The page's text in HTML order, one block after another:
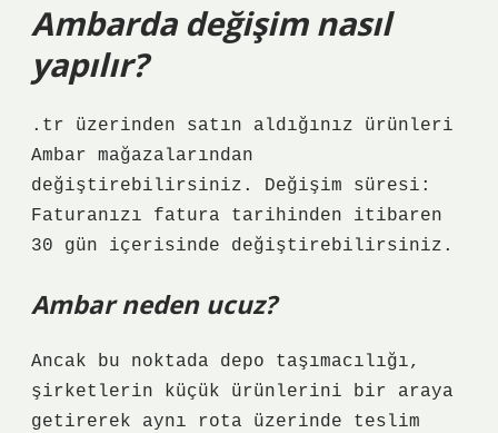
Ambarda değişim nasıl
yapılır?
.tr üzerinden satın aldığınız ürünleri
Ambar mağazalarından
değiştirebilirsiniz. Değişim süresi:
Faturanızı fatura tarihinden itibaren
30 gün içerisinde değiştirebilirsiniz.
Ambar neden ucuz?
Ancak bu noktada depo taşımacılığı,
şirketlerin küçük ürünlerini bir araya
getirerek aynı rota üzerinde teslim